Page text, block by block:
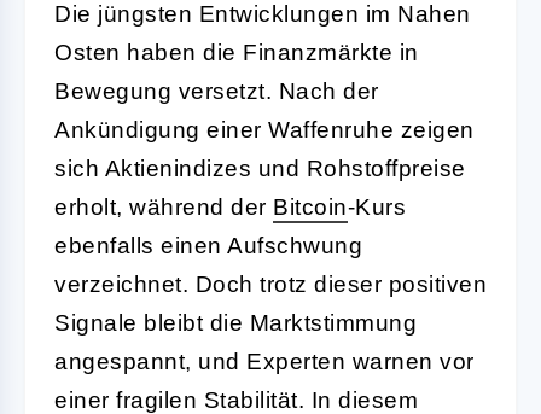
Die jüngsten Entwicklungen im Nahen
Osten haben die Finanzmärkte in
Bewegung versetzt. Nach der
Ankündigung einer Waffenruhe zeigen
sich Aktienindizes und Rohstoffpreise
erholt, während der Bitcoin-Kurs
ebenfalls einen Aufschwung
verzeichnet. Doch trotz dieser positiven
Signale bleibt die Marktstimmung
angespannt, und Experten warnen vor
einer fragilen Stabilität. In diesem